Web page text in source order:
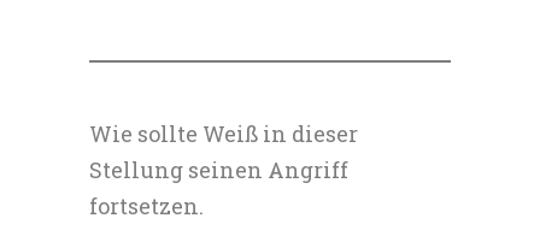
Wie sollte Weiß in dieser
Stellung seinen Angriff
fortsetzen.